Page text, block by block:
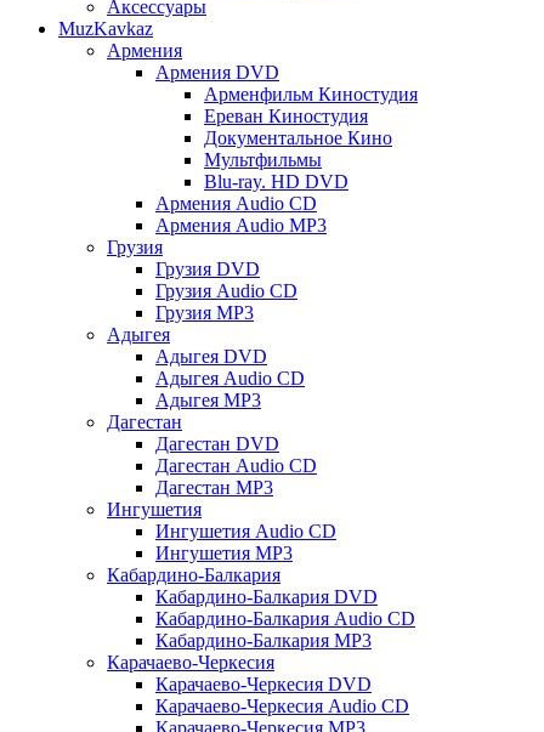
Аксессуары
MuzKavkaz
Армения
Армения DVD
Арменфильм Киностудия
Ереван Киностудия
Документальное Кино
Мультфильмы
Blu-ray. HD DVD
Армения Audio CD
Армения Audio MP3
Грузия
Грузия DVD
Грузия Audio CD
Грузия MP3
Адыгея
Адыгея DVD
Адыгея Audio CD
Адыгея MP3
Дагестан
Дагестан DVD
Дагестан Audio CD
Дагестан MP3
Ингушетия
Ингушетия Audio CD
Ингушетия MP3
Кабардино-Балкария
Кабардино-Балкария DVD
Кабардино-Балкария Audio CD
Кабардино-Балкария MP3
Карачаево-Черкесия
Карачаево-Черкесия DVD
Карачаево-Черкесия Audio CD
Карачаево-Черкесия MP3